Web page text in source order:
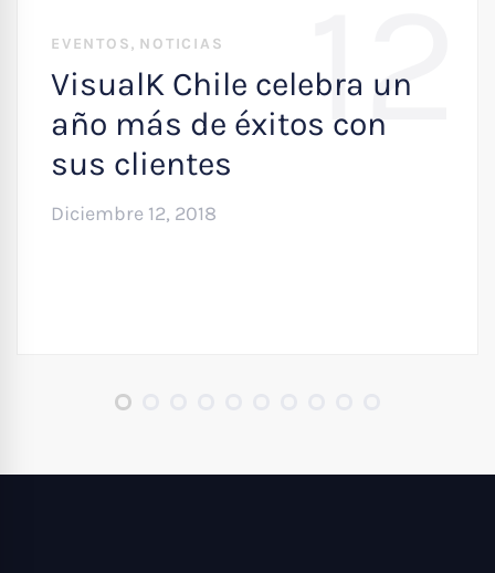
12
EVENTOS, NOTICIAS
VisualK Chile celebra un
año más de éxitos con
sus clientes
Diciembre 12, 2018